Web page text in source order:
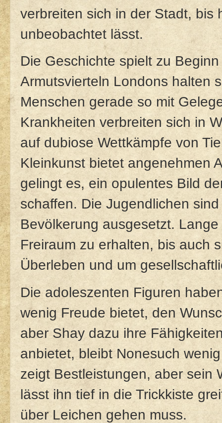
verbreiten sich in der Stadt, bis
unbeobachtet lässt.
Die Geschichte spielt zu
Armutsvierteln Londons halten
Menschen gerade so mit
Krankheiten verbreiten sich in
auf dubiose Wettkämpfe von
Kleinkunst bietet angenehmen
gelingt es, ein opulentes Bild
schaffen. Die Jugendlichen
Bevölkerung ausgesetzt.
Freiraum zu erhalten, bis auch
Überleben und um
Die adoleszenten Figuren
wenig Freude bietet, den
aber Shay dazu ihre
anbietet, bleibt Nonesuch
zeigt Bestleistungen, aber sein
lässt ihn tief in die Trickkiste
über Leichen gehen muss.